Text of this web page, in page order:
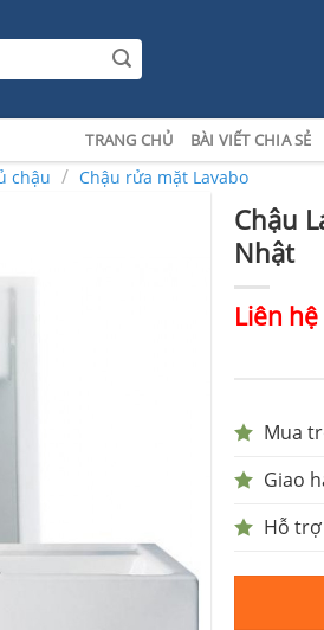
TRANG CHỦ BÀI VIẾT CHIA SẺ
chậu / Chậu rửa mặt Lavabo
Chậu
Nhật
Liên hệ
Mua
Giao
Hỗ